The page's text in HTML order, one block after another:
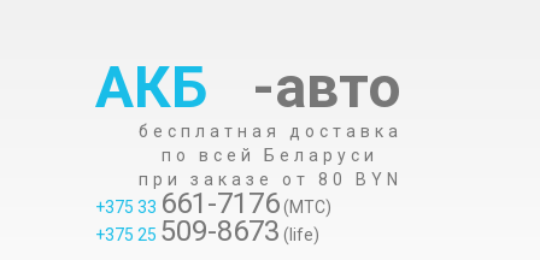
АКБ -авто
бесплатная доставка
по всей Беларуси
при заказе от 80 BYN
+375 33 661-7176(МТС)
+375 25 509-8673 (life)